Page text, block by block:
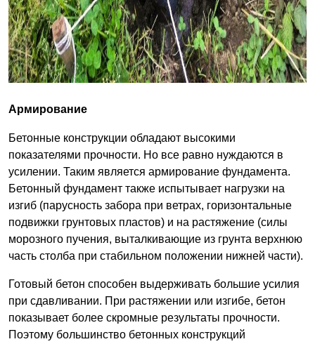
Армирование
Бетонные конструкции обладают высокими
показателями прочности. Но все равно нуждаются в
усилении. Таким является армирование фундамента.
Бетонный фундамент также испытывает нагрузки на
изгиб (парусность забора при ветрах, горизонтальные
подвижки грунтовых пластов) и на растяжение (силы
морозного пучения, выталкивающие из грунта верхнюю
часть столба при стабильном положении нижней части).
Готовый бетон способен выдерживать большие усилия
при сдавливании. При растяжении или изгибе, бетон
показывает более скромные результаты прочности.
Поэтому большинство бетонных конструкций